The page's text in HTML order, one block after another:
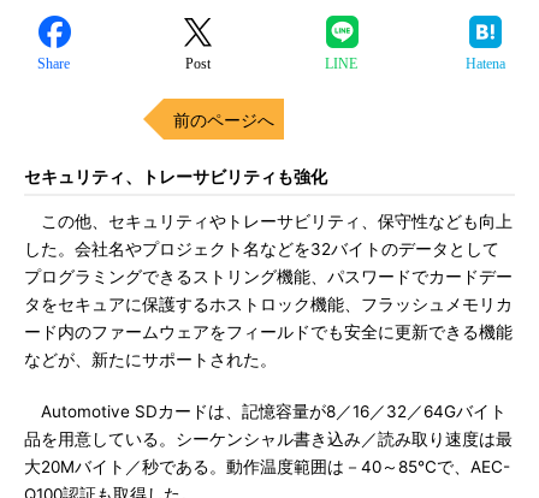
Share Post LINE Hatena
前のページへ
セキュリティ、トレーサビリティも強化
この他、セキュリティやトレーサビリティ、保守性なども向上
した。会社名やプロジェクト名などを32バイトのデータとして
プログラミングできるストリング機能、パスワードでカードデー
タをセキュアに保護するホストロック機能、フラッシュメモリカ
ード内のファームウェアをフィールドでも安全に更新できる機能
などが、新たにサポートされた。
Automotive SDカードは、記憶容量が8／16／32／64Gバイト
品を用意している。シーケンシャル書き込み／読み取り速度は最
大20Mバイト／秒である。動作温度範囲は－40～85℃で、AEC-